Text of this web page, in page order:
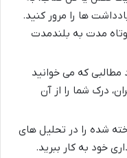
ها را مرور کنید.
کوتاه مدت به بلندمدت
مطالبی که می خوانید
درک شما را از آن
شده را در تحلیل های
خود به کار ببرید.